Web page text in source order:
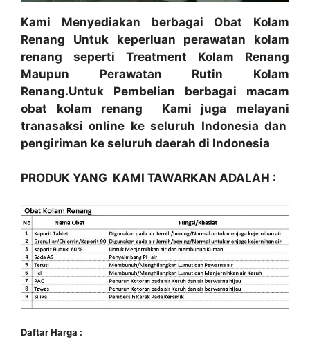
Kami Menyediakan berbagai Obat Kolam
Renang Untuk keperluan perawatan kolam
renang seperti Treatment Kolam Renang
Maupun Perawatan Rutin Kolam
Renang.Untuk Pembelian berbagai macam
obat kolam renang Kami juga melayani
tranasaksi online ke seluruh Indonesia dan
pengiriman ke seluruh daerah di Indonesia
PRODUK YANG KAMI TAWARKAN ADALAH :
Daftar Harga :